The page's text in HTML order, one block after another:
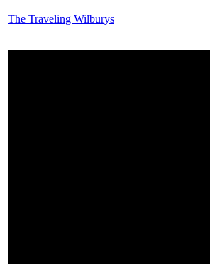
The Traveling Wilburys